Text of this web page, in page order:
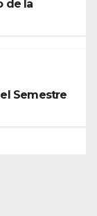
de la
Semestre